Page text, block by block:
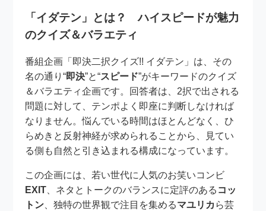
「イダテン」とは？ ハイスピードが魅力
のクイズ＆バラエティ
番組企画「即決二択クイズ!! イダテン」は、その
名の通り“即決”と“スピード”がキーワードのクイズ
＆バラエティ企画です。回答者は、2択で出される
問題に対して、テンポよく即座に判断しなければ
なりません。悩んでいる時間はほとんどなく、ひ
らめきと反射神経が求められることから、見てい
る側も自然と引き込まれる構成になっています。
この企画には、若い世代に人気のお笑いコンビ
EXIT、ネタとトークのバランスに定評のある コッ
トン、独特の世界観で注目を集めるマユリカ ら芸